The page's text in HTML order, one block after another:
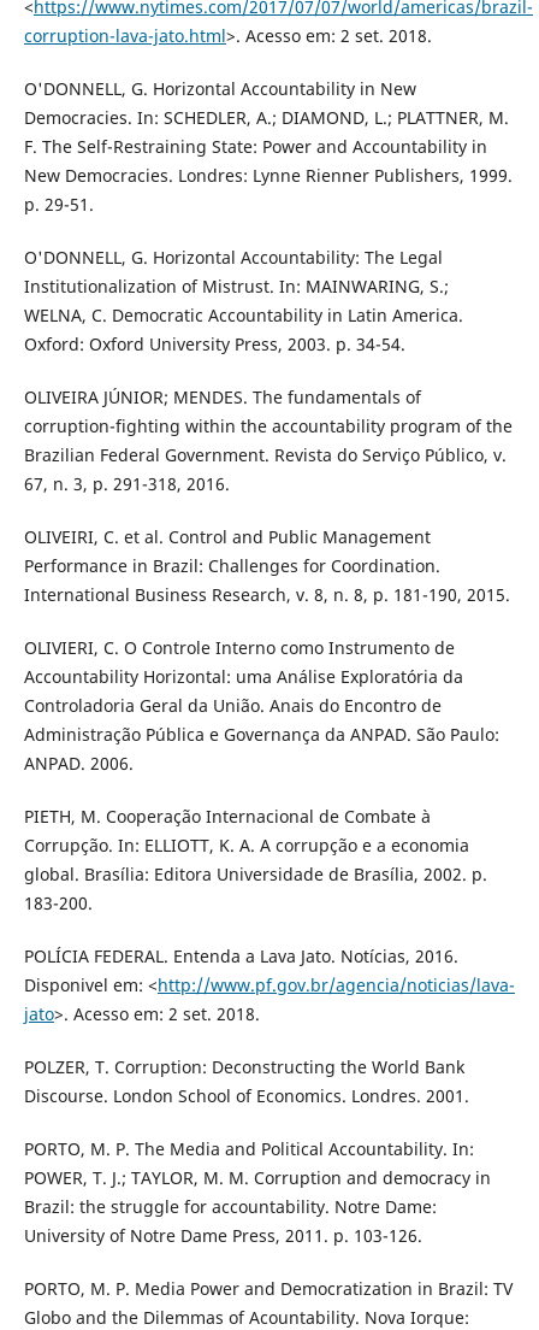
<https://www.nytimes.com/2017/07/07/world/americas/brazil-
corruption-lava-jato.html>. Acesso em: 2 set. 2018.
O'DONNELL, G. Horizontal Accountability in New
Democracies. In: SCHEDLER, A.; DIAMOND, L.; PLATTNER, M.
F. The Self-Restraining State: Power and Accountability in
New Democracies. Londres: Lynne Rienner Publishers, 1999.
p. 29-51.
O'DONNELL, G. Horizontal Accountability: The Legal
Institutionalization of Mistrust. In: MAINWARING, S.;
WELNA, C. Democratic Accountability in Latin America.
Oxford: Oxford University Press, 2003. p. 34-54.
OLIVEIRA JÚNIOR; MENDES. The fundamentals of
corruption-fighting within the accountability program of the
Brazilian Federal Government. Revista do Serviço Público, v.
67, n. 3, p. 291-318, 2016.
OLIVEIRI, C. et al. Control and Public Management
Performance in Brazil: Challenges for Coordination.
International Business Research, v. 8, n. 8, p. 181-190, 2015.
OLIVIERI, C. O Controle Interno como Instrumento de
Accountability Horizontal: uma Análise Exploratória da
Controladoria Geral da União. Anais do Encontro de
Administração Pública e Governança da ANPAD. São Paulo:
ANPAD. 2006.
PIETH, M. Cooperação Internacional de Combate à
Corrupção. In: ELLIOTT, K. A. A corrupção e a economia
global. Brasília: Editora Universidade de Brasília, 2002. p.
183-200.
POLÍCIA FEDERAL. Entenda a Lava Jato. Notícias, 2016.
Disponivel em: <http://www.pf.gov.br/agencia/noticias/lava-
jato>. Acesso em: 2 set. 2018.
POLZER, T. Corruption: Deconstructing the World Bank
Discourse. London School of Economics. Londres. 2001.
PORTO, M. P. The Media and Political Accountability. In:
POWER, T. J.; TAYLOR, M. M. Corruption and democracy in
Brazil: the struggle for accountability. Notre Dame:
University of Notre Dame Press, 2011. p. 103-126.
PORTO, M. P. Media Power and Democratization in Brazil: TV
Globo and the Dilemmas of Acountability. Nova Iorque: